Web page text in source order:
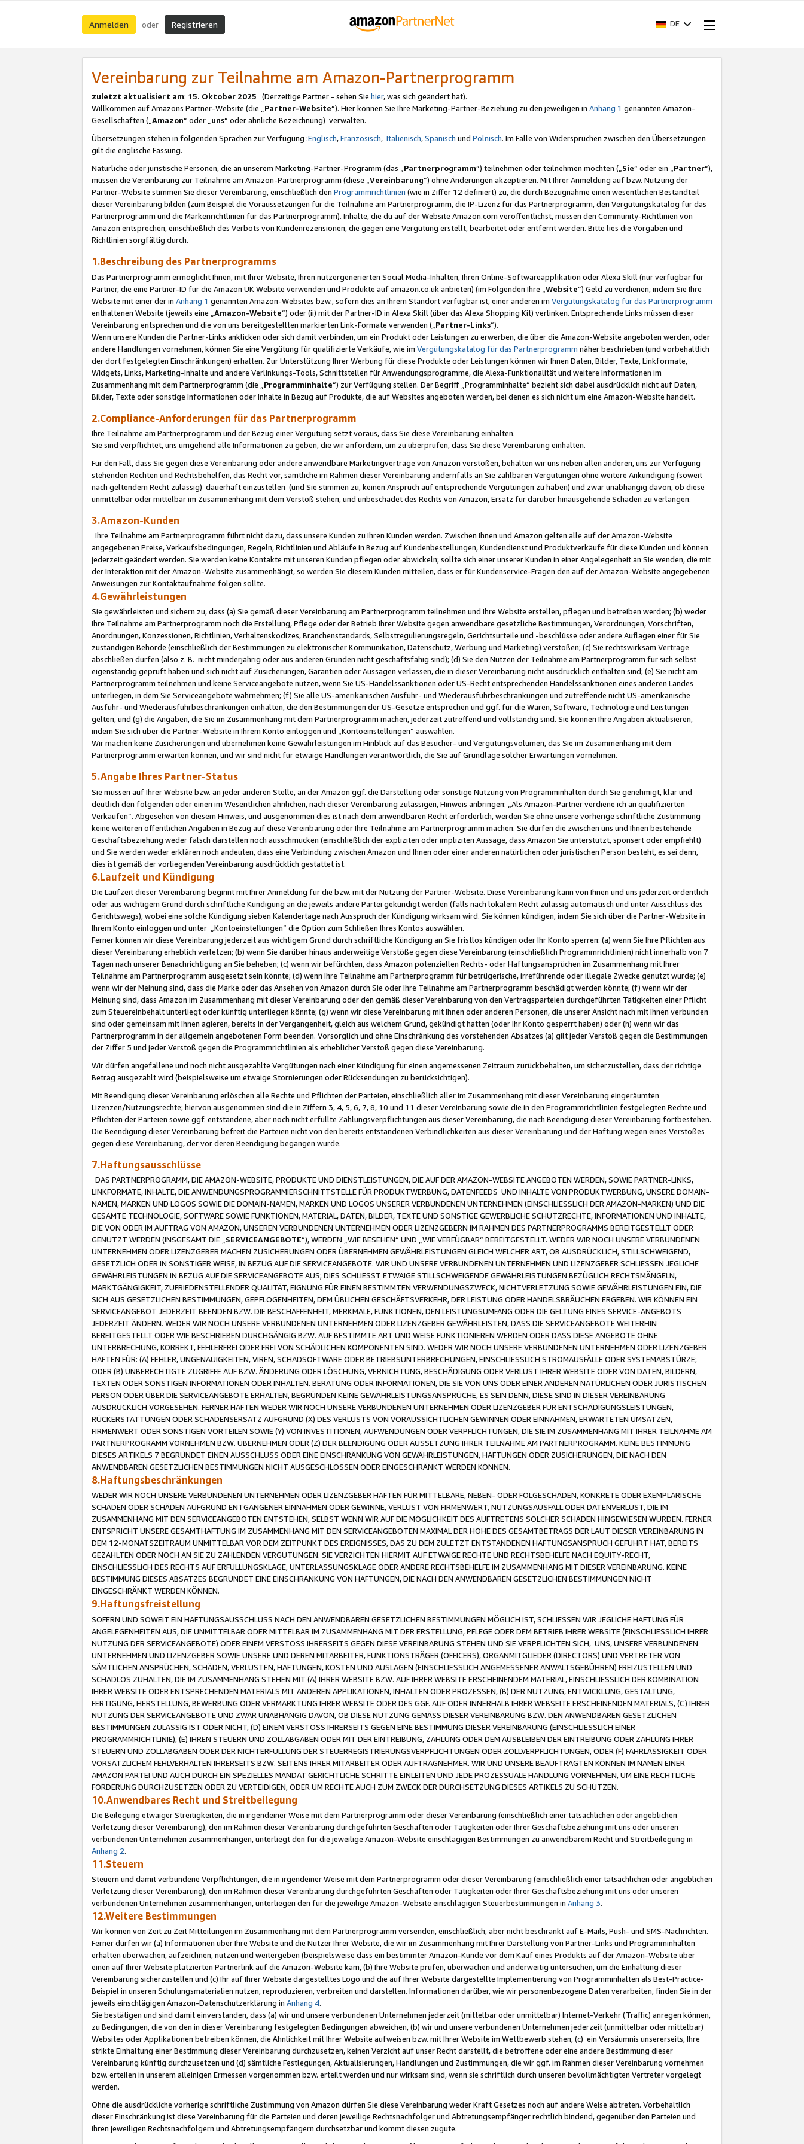
Anmelden oder Registrieren DE
Vereinbarung zur Teilnahme am Amazon-Partnerprogramm
zuletzt aktualisiert am: 15. Oktober 2025 (Derzeitige Partner - sehen Sie hier, was sich geändert hat).
Willkommen auf Amazons Partner-Website (die „Partner-Website“). Hier können Sie Ihre Marketing-Partner-Beziehung zu den jeweiligen in Anhang 1 genannten Amazon-
Gesellschaften („Amazon“ oder „uns“ oder ähnliche Bezeichnung) verwalten.
Übersetzungen stehen in folgenden Sprachen zur Verfügung :Englisch,Französisch, Italienisch,Spanisch und Polnisch. Im Falle von Widersprüchen zwischen den Übersetzungen
gilt die englische Fassung.
Natürliche oder juristische Personen, die an unserem Marketing-Partner-Programm (das „Partnerprogramm“) teilnehmen oder teilnehmen möchten („Sie“ oder ein „Partner“),
müssen die Vereinbarung zur Teilnahme am Amazon-Partnerprogramm (diese „Vereinbarung“) ohne Änderungen akzeptieren. Mit Ihrer Anmeldung auf bzw. Nutzung der
Partner-Website stimmen Sie dieser Vereinbarung, einschließlich den Programmrichtlinien (wie in Ziffer 12 definiert) zu, die durch Bezugnahme einen wesentlichen Bestandteil
dieser Vereinbarung bilden (zum Beispiel die Voraussetzungen für die Teilnahme am Partnerprogramm, die IP-Lizenz für das Partnerprogramm, den Vergütungskatalog für das
Partnerprogramm und die Markenrichtlinien für das Partnerprogramm). Inhalte, die du auf der Website Amazon.com veröffentlichst, müssen den Community-Richtlinien von
Amazon entsprechen, einschließlich des Verbots von Kundenrezensionen, die gegen eine Vergütung erstellt, bearbeitet oder entfernt werden. Bitte lies die Vorgaben und
Richtlinien sorgfältig durch.
1.Beschreibung des Partnerprogramms
Das Partnerprogramm ermöglicht Ihnen, mit Ihrer Website, Ihren nutzergenerierten Social Media-Inhalten, Ihren Online-Softwareapplikation oder Alexa Skill (nur verfügbar für
Partner, die eine Partner-ID für die Amazon UK Website verwenden und Produkte auf amazon.co.uk anbieten) (im Folgenden Ihre „ Website“) Geld zu verdienen, indem Sie Ihre
Website mit einer der in Anhang 1 genannten Amazon-Websites bzw., sofern dies an Ihrem Standort verfügbar ist, einer anderen im Vergütungskatalog für das Partnerprogramm
enthaltenen Website (jeweils eine „ Amazon-Website“) oder (ii) mit der Partner-ID in Alexa Skill (über das Alexa Shopping Kit) verlinken. Entsprechende Links müssen dieser
Vereinbarung entsprechen und die von uns bereitgestellten markierten Link-Formate verwenden („ Partner-Links“).
Wenn unsere Kunden die Partner-Links anklicken oder sich damit verbinden, um ein Produkt oder Leistungen zu erwerben, die über die Amazon-Website angeboten werden, oder
andere Handlungen vornehmen, können Sie eine Vergütung für qualifizierte Verkäufe, wie im Vergütungskatalog für das Partnerprogramm näher beschrieben (und vorbehaltlich
der dort festgelegten Einschränkungen) erhalten. Zur Unterstützung Ihrer Werbung für diese Produkte oder Leistungen können wir Ihnen Daten, Bilder, Texte, Linkformate,
Widgets, Links, Marketing-Inhalte und andere Verlinkungs-Tools, Schnittstellen für Anwendungsprogramme, die Alexa-Funktionalität und weitere Informationen im
Zusammenhang mit dem Partnerprogramm (die „ Programminhalte“) zur Verfügung stellen. Der Begriff „Programminhalte“ bezieht sich dabei ausdrücklich nicht auf Daten,
Bilder, Texte oder sonstige Informationen oder Inhalte in Bezug auf Produkte, die auf Websites angeboten werden, bei denen es sich nicht um eine Amazon-Website handelt.
2.Compliance-Anforderungen für das Partnerprogramm
Ihre Teilnahme am Partnerprogramm und der Bezug einer Vergütung setzt voraus, dass Sie diese Vereinbarung einhalten.
Sie sind verpflichtet, uns umgehend alle Informationen zu geben, die wir anfordern, um zu überprüfen, dass Sie diese Vereinbarung einhalten.
Für den Fall, dass Sie gegen diese Vereinbarung oder andere anwendbare Marketingverträge von Amazon verstoßen, behalten wir uns neben allen anderen, uns zur Verfügung
stehenden Rechten und Rechtsbehelfen, das Recht vor, sämtliche im Rahmen dieser Vereinbarung andernfalls an Sie zahlbaren Vergütungen ohne weitere Ankündigung (soweit
nach geltendem Recht zulässig) dauerhaft einzustellen (und Sie stimmen zu, keinen Anspruch auf entsprechende Vergütungen zu haben) und zwar unabhängig davon, ob diese
unmittelbar oder mittelbar im Zusammenhang mit dem Verstoß stehen, und unbeschadet des Rechts von Amazon, Ersatz für darüber hinausgehende Schäden zu verlangen.
3.Amazon-Kunden
Ihre Teilnahme am Partnerprogramm führt nicht dazu, dass unsere Kunden zu Ihren Kunden werden. Zwischen Ihnen und Amazon gelten alle auf der Amazon-Website
angegebenen Preise, Verkaufsbedingungen, Regeln, Richtlinien und Abläufe in Bezug auf Kundenbestellungen, Kundendienst und Produktverkäufe für diese Kunden und können
jederzeit geändert werden. Sie werden keine Kontakte mit unseren Kunden pflegen oder abwickeln; sollte sich einer unserer Kunden in einer Angelegenheit an Sie wenden, die mit
der Interaktion mit der Amazon-Website zusammenhängt, so werden Sie diesem Kunden mitteilen, dass er für Kundenservice-Fragen den auf der Amazon-Website angegebenen
Anweisungen zur Kontaktaufnahme folgen sollte.
4.Gewährleistungen
Sie gewährleisten und sichern zu, dass (a) Sie gemäß dieser Vereinbarung am Partnerprogramm teilnehmen und Ihre Website erstellen, pflegen und betreiben werden; (b) weder
Ihre Teilnahme am Partnerprogramm noch die Erstellung, Pflege oder der Betrieb Ihrer Website gegen anwendbare gesetzliche Bestimmungen, Verordnungen, Vorschriften,
Anordnungen, Konzessionen, Richtlinien, Verhaltenskodizes, Branchenstandards, Selbstregulierungsregeln, Gerichtsurteile und -beschlüsse oder andere Auflagen einer für Sie
zuständigen Behörde (einschließlich der Bestimmungen zu elektronischer Kommunikation, Datenschutz, Werbung und Marketing) verstoßen; (c) Sie rechtswirksam Verträge
abschließen dürfen (also z. B. nicht minderjährig oder aus anderen Gründen nicht geschäftsfähig sind); (d) Sie den Nutzen der Teilnahme am Partnerprogramm für sich selbst
eigenständig geprüft haben und sich nicht auf Zusicherungen, Garantien oder Aussagen verlassen, die in dieser Vereinbarung nicht ausdrücklich enthalten sind; (e) Sie nicht am
Partnerprogramm teilnehmen und keine Serviceangebote nutzen, wenn Sie US-Handelssanktionen oder US-Recht entsprechenden Handelssanktionen eines anderen Landes
unterliegen, in dem Sie Serviceangebote wahrnehmen; (f) Sie alle US-amerikanischen Ausfuhr- und Wiederausfuhrbeschränkungen und zutreffende nicht US-amerikanische
Ausfuhr- und Wiederausfuhrbeschränkungen einhalten, die den Bestimmungen der US-Gesetze entsprechen und ggf. für die Waren, Software, Technologie und Leistungen
gelten, und (g) die Angaben, die Sie im Zusammenhang mit dem Partnerprogramm machen, jederzeit zutreffend und vollständig sind. Sie können Ihre Angaben aktualisieren,
indem Sie sich über die Partner-Website in Ihrem Konto einloggen und „Kontoeinstellungen“ auswählen.
Wir machen keine Zusicherungen und übernehmen keine Gewährleistungen im Hinblick auf das Besucher- und Vergütungsvolumen, das Sie im Zusammenhang mit dem
Partnerprogramm erwarten können, und wir sind nicht für etwaige Handlungen verantwortlich, die Sie auf Grundlage solcher Erwartungen vornehmen.
5.Angabe Ihres Partner-Status
Sie müssen auf Ihrer Website bzw. an jeder anderen Stelle, an der Amazon ggf. die Darstellung oder sonstige Nutzung von Programminhalten durch Sie genehmigt, klar und
deutlich den folgenden oder einen im Wesentlichen ähnlichen, nach dieser Vereinbarung zulässigen, Hinweis anbringen: „Als Amazon-Partner verdiene ich an qualifizierten
Verkäufen“. Abgesehen von diesem Hinweis, und ausgenommen dies ist nach dem anwendbaren Recht erforderlich, werden Sie ohne unsere vorherige schriftliche Zustimmung
keine weiteren öffentlichen Angaben in Bezug auf diese Vereinbarung oder Ihre Teilnahme am Partnerprogramm machen. Sie dürfen die zwischen uns und Ihnen bestehende
Geschäftsbeziehung weder falsch darstellen noch ausschmücken (einschließlich der expliziten oder impliziten Aussage, dass Amazon Sie unterstützt, sponsert oder empfiehlt)
und Sie werden weder erklären noch andeuten, dass eine Verbindung zwischen Amazon und Ihnen oder einer anderen natürlichen oder juristischen Person besteht, es sei denn,
dies ist gemäß der vorliegenden Vereinbarung ausdrücklich gestattet ist.
6.Laufzeit und Kündigung
Die Laufzeit dieser Vereinbarung beginnt mit Ihrer Anmeldung für die bzw. mit der Nutzung der Partner-Website. Diese Vereinbarung kann von Ihnen und uns jederzeit ordentlich
oder aus wichtigem Grund durch schriftliche Kündigung an die jeweils andere Partei gekündigt werden (falls nach lokalem Recht zulässig automatisch und unter Ausschluss des
Gerichtswegs), wobei eine solche Kündigung sieben Kalendertage nach Ausspruch der Kündigung wirksam wird. Sie können kündigen, indem Sie sich über die Partner-Website in
Ihrem Konto einloggen und unter „Kontoeinstellungen“ die Option zum Schließen Ihres Kontos auswählen.
Ferner können wir diese Vereinbarung jederzeit aus wichtigem Grund durch schriftliche Kündigung an Sie fristlos kündigen oder Ihr Konto sperren: (a) wenn Sie Ihre Pflichten aus
dieser Vereinbarung erheblich verletzen; (b) wenn Sie darüber hinaus anderweitige Verstöße gegen diese Vereinbarung (einschließlich Programmrichtlinien) nicht innerhalb von 7
Tagen nach unserer Benachrichtigung an Sie beheben; (c) wenn wir befürchten, dass Amazon potenziellen Rechts- oder Haftungsansprüchen im Zusammenhang mit Ihrer
Teilnahme am Partnerprogramm ausgesetzt sein könnte; (d) wenn Ihre Teilnahme am Partnerprogramm für betrügerische, irreführende oder illegale Zwecke genutzt wurde; (e)
wenn wir der Meinung sind, dass die Marke oder das Ansehen von Amazon durch Sie oder Ihre Teilnahme am Partnerprogramm beschädigt werden könnte; (f) wenn wir der
Meinung sind, dass Amazon im Zusammenhang mit dieser Vereinbarung oder den gemäß dieser Vereinbarung von den Vertragsparteien durchgeführten Tätigkeiten einer Pflicht
zum Steuereinbehalt unterliegt oder künftig unterliegen könnte; (g) wenn wir diese Vereinbarung mit Ihnen oder anderen Personen, die unserer Ansicht nach mit Ihnen verbunden
sind oder gemeinsam mit Ihnen agieren, bereits in der Vergangenheit, gleich aus welchem Grund, gekündigt hatten (oder Ihr Konto gesperrt haben) oder (h) wenn wir das
Partnerprogramm in der allgemein angebotenen Form beenden. Vorsorglich und ohne Einschränkung des vorstehenden Absatzes (a) gilt jeder Verstoß gegen die Bestimmungen
der Ziffer 5 und jeder Verstoß gegen die Programmrichtlinien als erheblicher Verstoß gegen diese Vereinbarung.
Wir dürfen angefallene und noch nicht ausgezahlte Vergütungen nach einer Kündigung für einen angemessenen Zeitraum zurückbehalten, um sicherzustellen, dass der richtige
Betrag ausgezahlt wird (beispielsweise um etwaige Stornierungen oder Rücksendungen zu berücksichtigen).
Mit Beendigung dieser Vereinbarung erlöschen alle Rechte und Pflichten der Parteien, einschließlich aller im Zusammenhang mit dieser Vereinbarung eingeräumten
Lizenzen/Nutzungsrechte; hiervon ausgenommen sind die in Ziffern 3, 4, 5, 6, 7, 8, 10 und 11 dieser Vereinbarung sowie die in den Programmrichtlinien festgelegten Rechte und
Pflichten der Parteien sowie ggf. entstandene, aber noch nicht erfüllte Zahlungsverpflichtungen aus dieser Vereinbarung, die nach Beendigung dieser Vereinbarung fortbestehen.
Die Beendigung dieser Vereinbarung befreit die Parteien nicht von den bereits entstandenen Verbindlichkeiten aus dieser Vereinbarung und der Haftung wegen eines Verstoßes
gegen diese Vereinbarung, der vor deren Beendigung begangen wurde.
7.Haftungsausschlüsse
DAS PARTNERPROGRAMM, DIE AMAZON-WEBSITE, PRODUKTE UND DIENSTLEISTUNGEN, DIE AUF DER AMAZON-WEBSITE ANGEBOTEN WERDEN, SOWIE PARTNER-LINKS,
LINKFORMATE, INHALTE, DIE ANWENDUNGSPROGRAMMIERSCHNITTSTELLE FÜR PRODUKTWERBUNG, DATENFEEDS UND INHALTE VON PRODUKTWERBUNG, UNSERE DOMAIN-
NAMEN, MARKEN UND LOGOS SOWIE DIE DOMAIN-NAMEN, MARKEN UND LOGOS UNSERER VERBUNDENEN UNTERNEHMEN (EINSCHLIESSLICH DER AMAZON-MARKEN) UND DIE
GESAMTE TECHNOLOGIE, SOFTWARE SOWIE FUNKTIONEN, MATERIAL, DATEN, BILDER, TEXTE UND SONSTIGE GEWERBLICHE SCHUTZRECHTE, INFORMATIONEN UND INHALTE,
DIE VON ODER IM AUFTRAG VON AMAZON, UNSEREN VERBUNDENEN UNTERNEHMEN ODER LIZENZGEBERN IM RAHMEN DES PARTNERPROGRAMMS BEREITGESTELLT ODER
GENUTZT WERDEN (INSGESAMT DIE „ SERVICEANGEBOTE“), WERDEN „WIE BESEHEN“ UND „WIE VERFÜGBAR“ BEREITGESTELLT. WEDER WIR NOCH UNSERE VERBUNDENEN
UNTERNEHMEN ODER LIZENZGEBER MACHEN ZUSICHERUNGEN ODER ÜBERNEHMEN GEWÄHRLEISTUNGEN GLEICH WELCHER ART, OB AUSDRÜCKLICH, STILLSCHWEIGEND,
GESETZLICH ODER IN SONSTIGER WEISE, IN BEZUG AUF DIE SERVICEANGEBOTE. WIR UND UNSERE VERBUNDENEN UNTERNEHMEN UND LIZENZGEBER SCHLIESSEN JEGLICHE
GEWÄHRLEISTUNGEN IN BEZUG AUF DIE SERVICEANGEBOTE AUS; DIES SCHLIESST ETWAIGE STILLSCHWEIGENDE GEWÄHRLEISTUNGEN BEZÜGLICH RECHTSMÄNGELN,
MARKTGÄNGIGKEIT, ZUFRIEDENSTELLENDER QUALITÄT, EIGNUNG FÜR EINEN BESTIMMTEN VERWENDUNGSZWECK, NICHTVERLETZUNG SOWIE GEWÄHRLEISTUNGEN EIN, DIE
SICH AUS GESETZLICHEN BESTIMMUNGEN, GEPFLOGENHEITEN, DEM ÜBLICHEN GESCHÄFTSVERKEHR, DER LEISTUNG ODER HANDELSBRÄUCHEN ERGEBEN. WIR KÖNNEN EIN
SERVICEANGEBOT JEDERZEIT BEENDEN BZW. DIE BESCHAFFENHEIT, MERKMALE, FUNKTIONEN, DEN LEISTUNGSUMFANG ODER DIE GELTUNG EINES SERVICE-ANGEBOTS
JEDERZEIT ÄNDERN. WEDER WIR NOCH UNSERE VERBUNDENEN UNTERNEHMEN ODER LIZENZGEBER GEWÄHRLEISTEN, DASS DIE SERVICEANGEBOTE WEITERHIN
BEREITGESTELLT ODER WIE BESCHRIEBEN DURCHGÄNGIG BZW. AUF BESTIMMTE ART UND WEISE FUNKTIONIEREN WERDEN ODER DASS DIESE ANGEBOTE OHNE
UNTERBRECHUNG, KORREKT, FEHLERFREI ODER FREI VON SCHÄDLICHEN KOMPONENTEN SIND. WEDER WIR NOCH UNSERE VERBUNDENEN UNTERNEHMEN ODER LIZENZGEBER
HAFTEN FÜR: (A) FEHLER, UNGENAUIGKEITEN, VIREN, SCHADSOFTWARE ODER BETRIEBSUNTERBRECHUNGEN, EINSCHLIESSLICH STROMAUSFÄLLE ODER SYSTEMABSTÜRZE;
ODER (B) UNBERECHTIGTE ZUGRIFFE AUF BZW. ÄNDERUNG ODER LÖSCHUNG, VERNICHTUNG, BESCHÄDIGUNG ODER VERLUST IHRER WEBSITE ODER VON DATEN, BILDERN,
TEXTEN ODER SONSTIGEN INFORMATIONEN ODER INHALTEN. BERATUNG ODER INFORMATIONEN, DIE SIE VON UNS ODER EINER ANDEREN NATÜRLICHEN ODER JURISTISCHEN
PERSON ODER ÜBER DIE SERVICEANGEBOTE ERHALTEN, BEGRÜNDEN KEINE GEWÄHRLEISTUNGSANSPRÜCHE, ES SEIN DENN, DIESE SIND IN DIESER VEREINBARUNG
AUSDRÜCKLICH VORGESEHEN. FERNER HAFTEN WEDER WIR NOCH UNSERE VERBUNDENEN UNTERNEHMEN ODER LIZENZGEBER FÜR ENTSCHÄDIGUNGSLEISTUNGEN,
RÜCKERSTATTUNGEN ODER SCHADENSERSATZ AUFGRUND (X) DES VERLUSTS VON VORAUSSICHTLICHEN GEWINNEN ODER EINNAHMEN, ERWARTETEN UMSÄTZEN,
FIRMENWERT ODER SONSTIGEN VORTEILEN SOWIE (Y) VON INVESTITIONEN, AUFWENDUNGEN ODER VERPFLICHTUNGEN, DIE SIE IM ZUSAMMENHANG MIT IHRER TEILNAHME AM
PARTNERPROGRAMM VORNEHMEN BZW. ÜBERNEHMEN ODER (Z) DER BEENDIGUNG ODER AUSSETZUNG IHRER TEILNAHME AM PARTNERPROGRAMM. KEINE BESTIMMUNG
DIESES ARTIKELS 7 BEGRÜNDET EINEN AUSSCHLUSS ODER EINE EINSCHRÄNKUNG VON GEWÄHRLEISTUNGEN, HAFTUNGEN ODER ZUSICHERUNGEN, DIE NACH DEN
ANWENDBAREN GESETZLICHEN BESTIMMUNGEN NICHT AUSGESCHLOSSEN ODER EINGESCHRÄNKT WERDEN KÖNNEN.
8.Haftungsbeschränkungen
WEDER WIR NOCH UNSERE VERBUNDENEN UNTERNEHMEN ODER LIZENZGEBER HAFTEN FÜR MITTELBARE, NEBEN- ODER FOLGESCHÄDEN, KONKRETE ODER EXEMPLARISCHE
SCHÄDEN ODER SCHÄDEN AUFGRUND ENTGANGENER EINNAHMEN ODER GEWINNE, VERLUST VON FIRMENWERT, NUTZUNGSAUSFALL ODER DATENVERLUST, DIE IM
ZUSAMMENHANG MIT DEN SERVICEANGEBOTEN ENTSTEHEN, SELBST WENN WIR AUF DIE MÖGLICHKEIT DES AUFTRETENS SOLCHER SCHÄDEN HINGEWIESEN WURDEN. FERNER
ENTSPRICHT UNSERE GESAMTHAFTUNG IM ZUSAMMENHANG MIT DEN SERVICEANGEBOTEN MAXIMAL DER HÖHE DES GESAMTBETRAGS DER LAUT DIESER VEREINBARUNG IN
DEM 12-MONATSZEITRAUM UNMITTELBAR VOR DEM ZEITPUNKT DES EREIGNISSES, DAS ZU DEM ZULETZT ENTSTANDENEN HAFTUNGSANSPRUCH GEFÜHRT HAT, BEREITS
GEZAHLTEN ODER NOCH AN SIE ZU ZAHLENDEN VERGÜTUNGEN. SIE VERZICHTEN HIERMIT AUF ETWAIGE RECHTE UND RECHTSBEHELFE NACH EQUITY-RECHT,
EINSCHLIESSLICH DES RECHTS AUF ERFÜLLUNGSKLAGE, UNTERLASSUNGSKLAGE ODER ANDERE RECHTSBEHELFE IM ZUSAMMENHANG MIT DIESER VEREINBARUNG. KEINE
BESTIMMUNG DIESES ABSATZES BEGRÜNDET EINE EINSCHRÄNKUNG VON HAFTUNGEN, DIE NACH DEN ANWENDBAREN GESETZLICHEN BESTIMMUNGEN NICHT
EINGESCHRÄNKT WERDEN KÖNNEN.
9.Haftungsfreistellung
SOFERN UND SOWEIT EIN HAFTUNGSAUSSCHLUSS NACH DEN ANWENDBAREN GESETZLICHEN BESTIMMUNGEN MÖGLICH IST, SCHLIESSEN WIR JEGLICHE HAFTUNG FÜR
ANGELEGENHEITEN AUS, DIE UNMITTELBAR ODER MITTELBAR IM ZUSAMMENHANG MIT DER ERSTELLUNG, PFLEGE ODER DEM BETRIEB IHRER WEBSITE (EINSCHLIESSLICH IHRER
NUTZUNG DER SERVICEANGEBOTE) ODER EINEM VERSTOSS IHRERSEITS GEGEN DIESE VEREINBARUNG STEHEN UND SIE VERPFLICHTEN SICH, UNS, UNSERE VERBUNDENEN
UNTERNEHMEN UND LIZENZGEBER SOWIE UNSERE UND DEREN MITARBEITER, FUNKTIONSTRÄGER (OFFICERS), ORGANMITGLIEDER (DIRECTORS) UND VERTRETER VON
SÄMTLICHEN ANSPRÜCHEN, SCHÄDEN, VERLUSTEN, HAFTUNGEN, KOSTEN UND AUSLAGEN (EINSCHLIESSLICH ANGEMESSENER ANWALTSGEBÜHREN) FREIZUSTELLEN UND
SCHADLOS ZUHALTEN, DIE IM ZUSAMMENHANG STEHEN MIT (A) IHRER WEBSITE BZW. AUF IHRER WEBSITE ERSCHEINENDEM MATERIAL, EINSCHLIESSLICH DER KOMBINATION
IHRER WEBSITE ODER ENTSPRECHENDEN MATERIALS MIT ANDEREN APPLIKATIONEN, INHALTEN ODER PROZESSEN, (B) DER NUTZUNG, ENTWICKLUNG, GESTALTUNG,
FERTIGUNG, HERSTELLUNG, BEWERBUNG ODER VERMARKTUNG IHRER WEBSITE ODER DES GGF. AUF ODER INNERHALB IHRER WEBSEITE ERSCHEINENDEN MATERIALS, (C) IHRER
NUTZUNG DER SERVICEANGEBOTE UND ZWAR UNABHÄNGIG DAVON, OB DIESE NUTZUNG GEMÄSS DIESER VEREINBARUNG BZW. DEN ANWENDBAREN GESETZLICHEN
BESTIMMUNGEN ZULÄSSIG IST ODER NICHT, (D) EINEM VERSTOSS IHRERSEITS GEGEN EINE BESTIMMUNG DIESER VEREINBARUNG (EINSCHLIESSLICH EINER
PROGRAMMRICHTLINIE), (E) IHREN STEUERN UND ZOLLABGABEN ODER MIT DER EINTREIBUNG, ZAHLUNG ODER DEM AUSBLEIBEN DER EINTREIBUNG ODER ZAHLUNG IHRER
STEUERN UND ZOLLABGABEN ODER DER NICHTERFÜLLUNG DER STEUERREGISTRIERUNGSVERPFLICHTUNGEN ODER ZOLLVERPFLICHTUNGEN, ODER (F) FAHRLÄSSIGKEIT ODER
VORSÄTZLICHEM FEHLVERHALTEN IHRERSEITS BZW. SEITENS IHRER MITARBEITER ODER AUFTRAGNEHMER. WIR UND UNSERE BEAUFTRAGTEN KÖNNEN IM NAMEN EINER
AMAZON PARTEI UND AUCH DURCH EIN SPEZIELLES MANDAT GERICHTLICHE SCHRITTE EINLEITEN UND JEDE PROZESSUALE HANDLUNG VORNEHMEN, UM EINE RECHTLICHE
FORDERUNG DURCHZUSETZEN ODER ZU VERTEIDIGEN, ODER UM RECHTE AUCH ZUM ZWECK DER DURCHSETZUNG DIESES ARTIKELS ZU SCHÜTZEN.
10.Anwendbares Recht und Streitbeilegung
Die Beilegung etwaiger Streitigkeiten, die in irgendeiner Weise mit dem Partnerprogramm oder dieser Vereinbarung (einschließlich einer tatsächlichen oder angeblichen
Verletzung dieser Vereinbarung), den im Rahmen dieser Vereinbarung durchgeführten Geschäften oder Tätigkeiten oder Ihrer Geschäftsbeziehung mit uns oder unseren
verbundenen Unternehmen zusammenhängen, unterliegt den für die jeweilige Amazon-Website einschlägigen Bestimmungen zu anwendbarem Recht und Streitbeilegung in
Anhang 2.
11.Steuern
Steuern und damit verbundene Verpflichtungen, die in irgendeiner Weise mit dem Partnerprogramm oder dieser Vereinbarung (einschließlich einer tatsächlichen oder angeblichen
Verletzung dieser Vereinbarung), den im Rahmen dieser Vereinbarung durchgeführten Geschäften oder Tätigkeiten oder Ihrer Geschäftsbeziehung mit uns oder unseren
verbundenen Unternehmen zusammenhängen, unterliegen den für die jeweilige Amazon-Website einschlägigen Steuerbestimmungen in Anhang 3.
12.Weitere Bestimmungen
Wir können von Zeit zu Zeit Mitteilungen im Zusammenhang mit dem Partnerprogramm versenden, einschließlich, aber nicht beschränkt auf E-Mails, Push- und SMS-Nachrichten.
Ferner dürfen wir (a) Informationen über Ihre Website und die Nutzer Ihrer Website, die wir im Zusammenhang mit Ihrer Darstellung von Partner-Links und Programminhalten
erhalten überwachen, aufzeichnen, nutzen und weitergeben (beispielsweise dass ein bestimmter Amazon-Kunde vor dem Kauf eines Produkts auf der Amazon-Website über
einen auf Ihrer Website platzierten Partnerlink auf die Amazon-Website kam, (b) Ihre Website prüfen, überwachen und anderweitig untersuchen, um die Einhaltung dieser
Vereinbarung sicherzustellen und (c) Ihr auf Ihrer Website dargestelltes Logo und die auf Ihrer Website dargestellte Implementierung von Programminhalten als Best-Practice-
Beispiel in unseren Schulungsmaterialien nutzen, reproduzieren, verbreiten und darstellen. Informationen darüber, wie wir personenbezogene Daten verarbeiten, finden Sie in der
jeweils einschlägigen Amazon-Datenschutzerklärung in Anhang 4.
Sie bestätigen und sind damit einverstanden, dass (a) wir und unsere verbundenen Unternehmen jederzeit (mittelbar oder unmittelbar) Internet-Verkehr (Traffic) anregen können,
zu Bedingungen, die von den in dieser Vereinbarung festgelegten Bedingungen abweichen, (b) wir und unsere verbundenen Unternehmen jederzeit (unmittelbar oder mittelbar)
Websites oder Applikationen betreiben können, die Ähnlichkeit mit Ihrer Website aufweisen bzw. mit Ihrer Website im Wettbewerb stehen, (c) ein Versäumnis unsererseits, Ihre
strikte Einhaltung einer Bestimmung dieser Vereinbarung durchzusetzen, keinen Verzicht auf unser Recht darstellt, die betroffene oder eine andere Bestimmung dieser
Vereinbarung künftig durchzusetzen und (d) sämtliche Festlegungen, Aktualisierungen, Handlungen und Zustimmungen, die wir ggf. im Rahmen dieser Vereinbarung vornehmen
bzw. erteilen in unserem alleinigen Ermessen vorgenommen bzw. erteilt werden und nur wirksam sind, wenn sie schriftlich durch unseren bevollmächtigten Vertreter vorgelegt
werden.
Ohne die ausdrückliche vorherige schriftliche Zustimmung von Amazon dürfen Sie diese Vereinbarung weder Kraft Gesetzes noch auf andere Weise abtreten. Vorbehaltlich
dieser Einschränkung ist diese Vereinbarung für die Parteien und deren jeweilige Rechtsnachfolger und Abtretungsempfänger rechtlich bindend, gegenüber den Parteien und
ihren jeweiligen Rechtsnachfolgern und Abtretungsempfängern durchsetzbar und kommt diesen zugute.